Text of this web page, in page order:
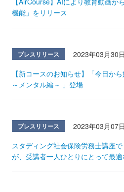
機能」をリリース
プレスリリース
2023年03月30日
【新コースのお知らせ】「今日か
～メンタル編～ 」登場
プレスリリース
2023年03月07日
スタディング社会保険労務士講座
が、受講者一人ひとりにとって最